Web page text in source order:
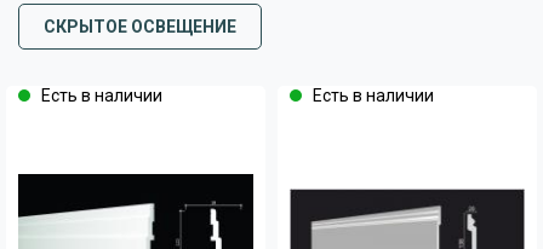
СКРЫТОЕ ОСВЕЩЕНИЕ
Есть в наличии Есть в наличии